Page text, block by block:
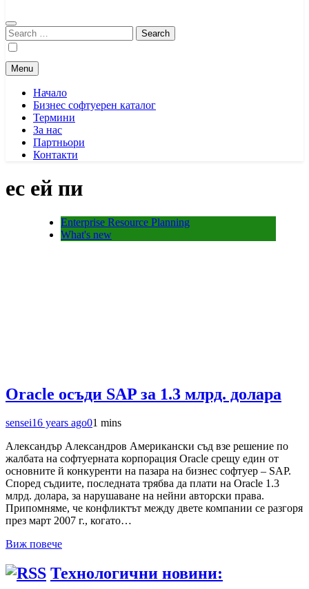
Search
for:
Menu
Начало
Бизнес софтуерен каталог
Термини
За нас
Партньори
Контакти
ес ей пи
Enterprise Resource Planning
What's new
Oracle осъди SAP за 1.3 млрд. долара
sensei16 years ago01 mins
Александър Александров Американски съд взе решение по
жалбата на софтуерната корпорация Oracle срещу един от
основните й конкуренти на пазара на бизнес софтуер – SAP.
Според съдиите, последната трябва да плати на Oracle 1.3
млрд. долара, за нарушаване на нейни авторски права.
Припомняме, че конфликтът между двете компании се разгоря
през март 2007 г., когато…
Виж повече
Технологични новини: